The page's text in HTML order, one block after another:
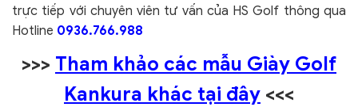
trực tiếp với chuyên viên tư vấn của HS Golf thông qua
Hotline 0936.766.988
>>> Tham khảo các mẫu Giày Golf
Kankura khác tại đây <<<